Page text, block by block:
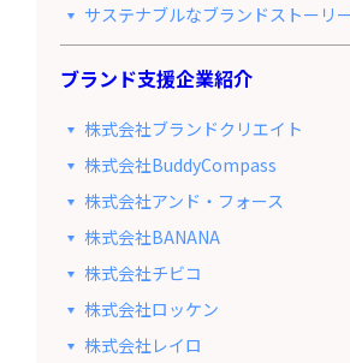
サステナブルなブランドストーリ
ブランド支援企業紹介
株式会社ブランドクリエイト
株式会社BuddyCompass
株式会社アンド・フォース
株式会社BANANA
株式会社チビコ
株式会社ロッケン
株式会社レイロ